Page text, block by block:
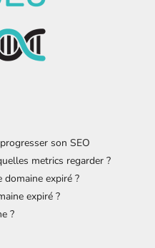
son SEO
metrics regarder ?
expiré ?
expiré ?
?